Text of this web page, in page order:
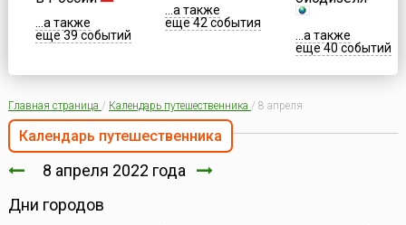
...а также
еще 39 событий
...а также
еще 42 события
...а также
еще 40 событий
Главная страница / Календарь путешественника / 8 апреля
Календарь путешественника
8 апреля 2022 года
Дни городов